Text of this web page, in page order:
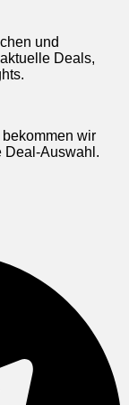
und
Deals,
wir
Deal-Auswahl.